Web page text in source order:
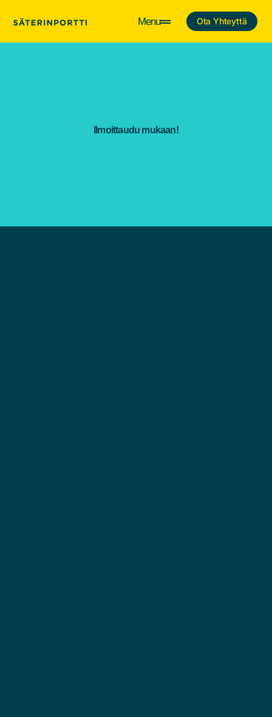
Menu Ota Yhteyttä
Ilmoittaudu mukaan!